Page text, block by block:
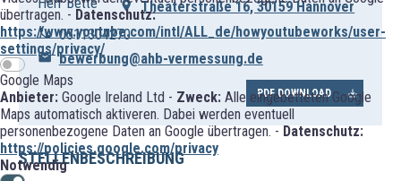
übertragen. - Datenschutz:
https://www.youtube.com/intl/ALL_de/howyoutubeworks/user-
settings/privacy/
Google Maps
Anbieter: Google Ireland Ltd - Zweck: Alle eingebetteten Google
Maps automatisch aktiveren. Dabei werden eventuell
personenbezogene Daten an Google übertragen. -Datenschutz:
https://policies.google.com/privacy
Notwendig
Theaterstraße 16, 30159 Hannover
0511304270
bewerbung@ahb-vermessung.de
PDF DOWNLOAD
STELLENBESCHREIBUNG